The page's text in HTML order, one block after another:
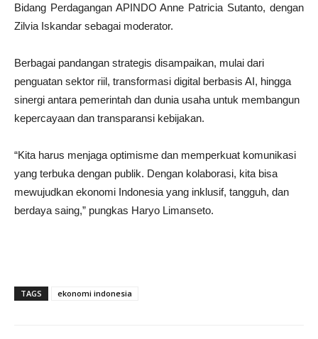
Bidang Perdagangan APINDO Anne Patricia Sutanto, dengan
Zilvia Iskandar sebagai moderator.
Berbagai pandangan strategis disampaikan, mulai dari
penguatan sektor riil, transformasi digital berbasis AI, hingga
sinergi antara pemerintah dan dunia usaha untuk membangun
kepercayaan dan transparansi kebijakan.
“Kita harus menjaga optimisme dan memperkuat komunikasi
yang terbuka dengan publik. Dengan kolaborasi, kita bisa
mewujudkan ekonomi Indonesia yang inklusif, tangguh, dan
berdaya saing,” pungkas Haryo Limanseto.
TAGS ekonomi indonesia